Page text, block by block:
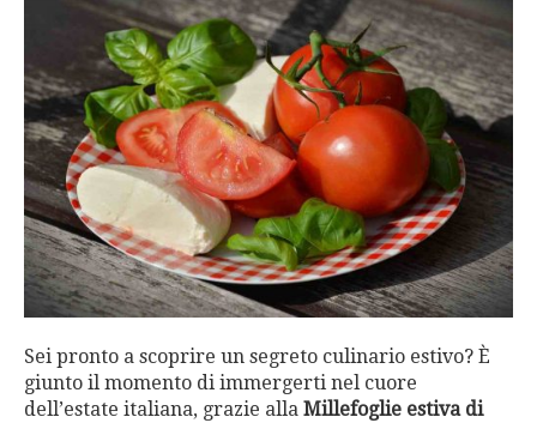
Sei pronto a scoprire un segreto culinario estivo? È
giunto il momento di immergerti nel cuore
dell’estate italiana, grazie alla Millefoglie estiva di